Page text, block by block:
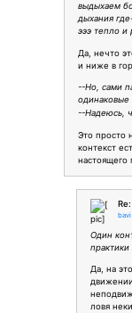
выдыхаем
дыхания
эээ тепло и
Да, нечто
и ниже в
--Но, сами
--Надеюсь,
Это просто
контекст
настоящего
bavi
Один
Да, на
ловя